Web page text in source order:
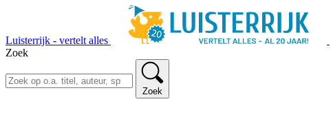
Luisterrijk - vertelt alles
Zoek
Zoek